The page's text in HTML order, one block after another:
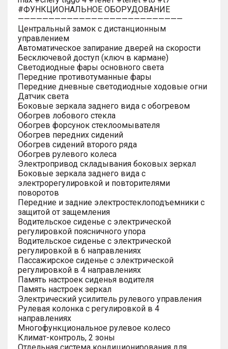
#ФУНКЦИОНАЛЬНОЕ ОБОРУДОВАНИЕ
———————————————————————————
Центральный замок с дистанционным
управлением
Автоматическое запирание дверей на скорости
Бесключевой доступ (ключ в кармане)
Светодиодные фары основного света
Передние противотуманные фары
Передние дневные светодиодные ходовые огни
Датчик света
Боковые зеркала заднего вида с обогревом
Обогрев лобового стекла
Обогрев форсунок стеклоомывателя
Обогрев передних сидений
Обогрев сидений второго ряда
Обогрев рулевого колеса
Электропривод складывания боковых зеркал
Боковые зеркала заднего вида с
электрорегулировкой и повторителями
поворотов
Передние и задние электростеклоподъемники с
защитой от защемления
Водительское сиденье с электрической
регулировкой поясничного упора
Водительское сиденье с электрической
регулировкой в 6 направлениях
Пассажирское сиденье с электрической
регулировкой в 4 направлениях
Память настроек сиденья водителя
Память настроек зеркал
Электрический усилитель рулевого управления
Рулевая колонка с регулировкой в 4
направлениях
Многофункциональное рулевое колесо
Климат-контроль, 2 зоны
Отдельная система кондиционирования для